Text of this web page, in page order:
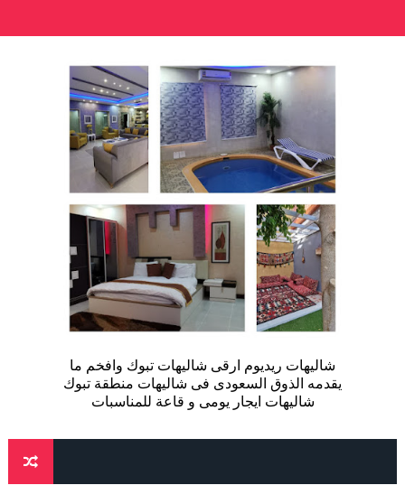
شاليهات ريديوم ارقى شاليهات تبوك وافخم ما
يقدمه الذوق السعودى فى شاليهات منطقة تبوك
شاليهات ايجار يومى و قاعة للمناسبات